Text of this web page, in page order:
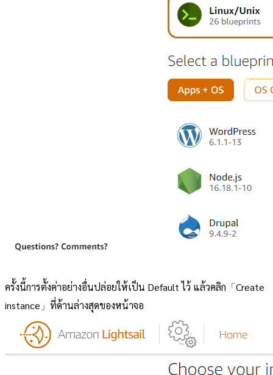
ครั้งนี้การตั้งค่าอย่างอื่นปล่อยให้เป็น Default ไว้ แล้วคลิก「Create
instance」ที่ด้านล่างสุดของหน้าจอ